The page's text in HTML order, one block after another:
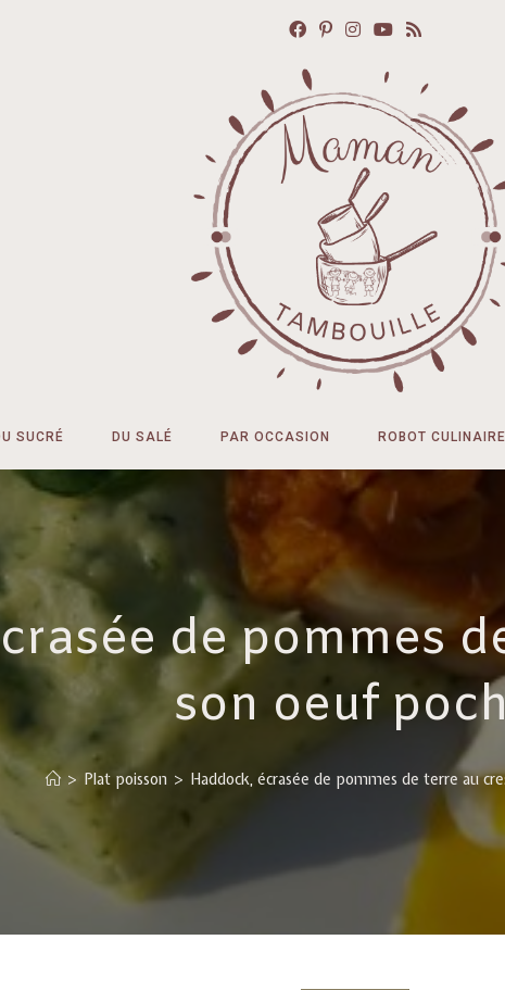
SUCRÉ DU SALÉ PAR OCCASION ROBOT CULINAIRE
de pommes
son oeuf
> Plat poisson > Haddock, écrasée de pommes de terre au